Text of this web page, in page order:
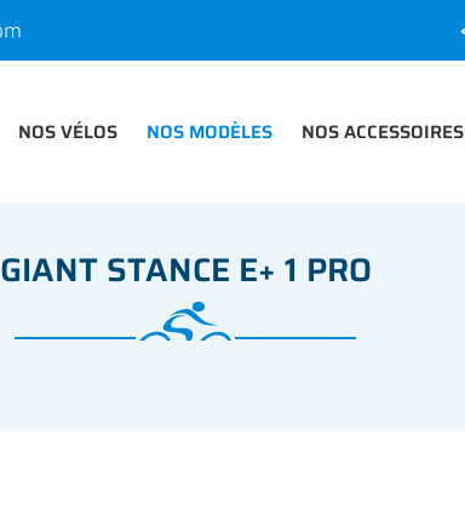
NOS VÉLOS NOS MODÈLES NOS ACCESSOIRES
GIANT STANCE E+ 1 PRO